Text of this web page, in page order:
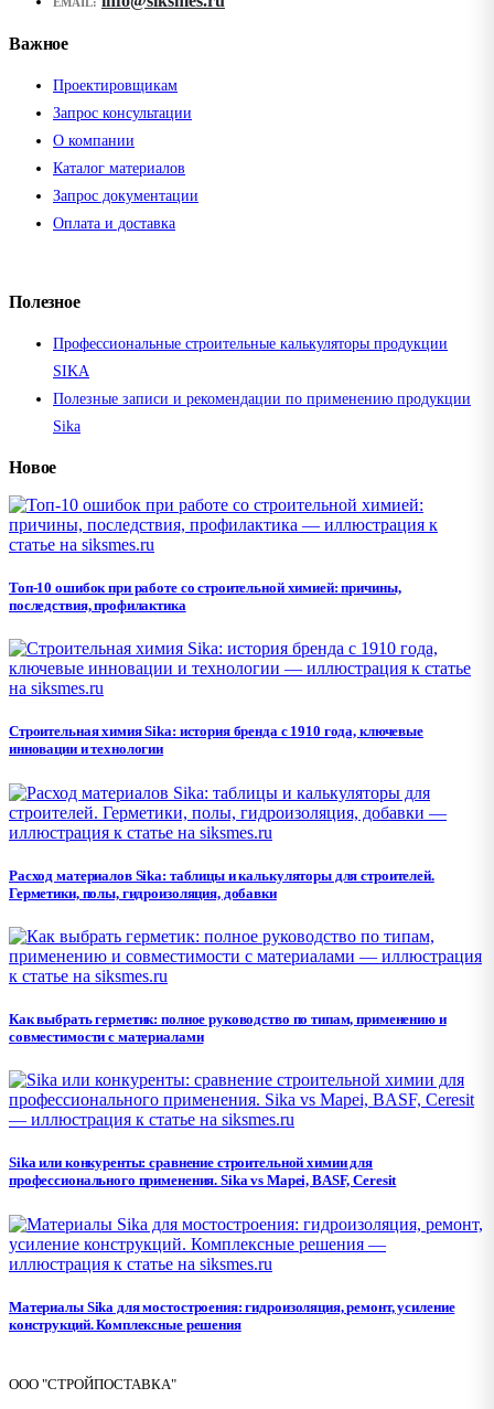
Важное
Проектировщикам
Запрос консультации
О компании
Каталог материалов
Запрос документации
Оплата и доставка
Полезное
Профессиональные строительные калькуляторы продукции
SIKA
Полезные записи и рекомендации по применению продукции
Sika
Новое
Топ-10 ошибок при работе со строительной химией: причины,
последствия, профилактика
Строительная химия Sika: история бренда с 1910 года, ключевые
инновации и технологии
Расход материалов Sika: таблицы и калькуляторы для строителей.
Герметики, полы, гидроизоляция, добавки
Как выбрать герметик: полное руководство по типам, применению и
совместимости с материалами
Sika или конкуренты: сравнение строительной химии для
профессионального применения. Sika vs Mapei, BASF, Ceresit
Материалы Sika для мостостроения: гидроизоляция, ремонт, усиление
конструкций. Комплексные решения
ООО "СТРОЙПОСТАВКА"